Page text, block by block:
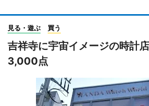
見る・遊ぶ 買う
吉祥寺に宇宙イメージの時計
3,000点